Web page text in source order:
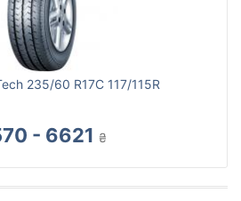
235/60 R17C 117/115R
- 6621 ₴